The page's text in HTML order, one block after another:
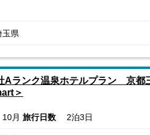
玉県
Aランク温泉ホテルプラン 京都
＞
月 旅行日数 2泊3日